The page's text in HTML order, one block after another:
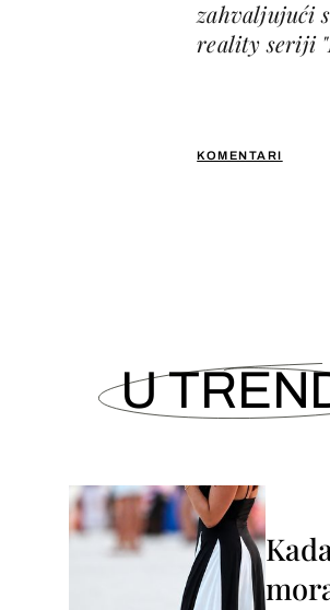
KOMENTARI
zahvaljujući
reality seriji
U